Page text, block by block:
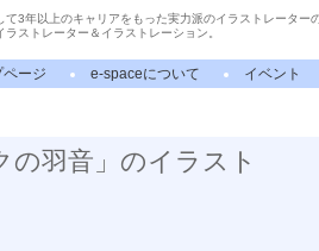
て3年以上のキャリアをもった実力派のイラストレーター
ラストレーター＆イラストレーション。
ページ e-spaceについて イベント
の羽音」のイラスト